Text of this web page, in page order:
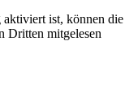
ist, können die
Dritten mitgelesen